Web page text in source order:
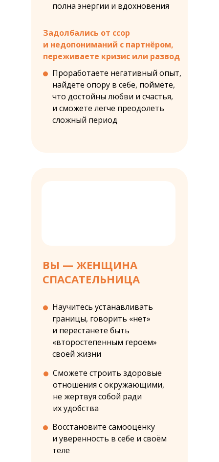
Научитесь устанавливать
границы, говорить «нет»
и перестанете быть
«второстепенным героем»
своей жизни
Сможете строить здоровые
отношения с окружающими,
не жертвуя собой ради
их удобства
Восстановите самооценку
и уверенность в себе и своём
теле
полна энергии и вдохновения
ВЫ — ЖЕНЩИНА
СПАСАТЕЛЬНИЦА
Задолбались от ссор
и недопониманий с партнёром,
переживаете кризис или развод
Проработаете негативный опыт,
найдёте опору в себе, поймёте,
что достойны любви и счастья,
и сможете легче преодолеть
сложный период